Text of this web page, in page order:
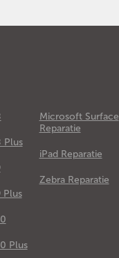
Plus
Plus
Plus
Microsoft Surface
Reparatie
iPad Reparatie
Zebra Reparatie